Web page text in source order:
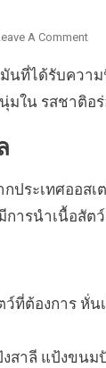
A CommentOn
เซล
ขอ
มันที่ได้รับควา
ใน รสชาติอ
ประเทศออสเ
ารนำเนื้อสัต
ว์ที่ต้องการ หั่
สาลี แป้งขนม